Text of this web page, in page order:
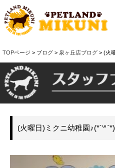
TOPページ > ブログ > 泉ヶ丘店ブログ > (火
(火曜日)ミクニ幼稚園♪(*´꒳`*)